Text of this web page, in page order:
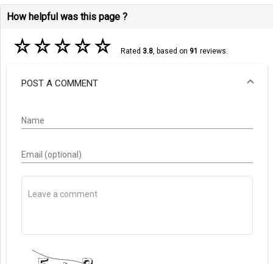
How helpful was this page ?
☆☆☆☆☆ Rated 3.8, based on 91 reviews.
POST A COMMENT
Name
Email (optional)